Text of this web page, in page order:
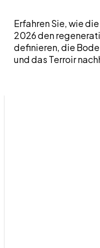
Erfahren Sie, wie
2026 den
definieren, die
und das Terroir